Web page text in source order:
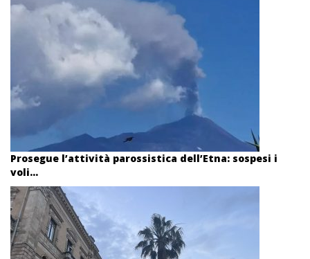
Prosegue l’attività parossistica dell’Etna: sospesi i
voli...